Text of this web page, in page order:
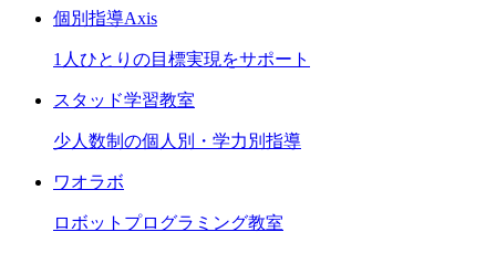
個別指導Axis
1人ひとりの目標実現をサポート
スタッド学習教室
少人数制の個人別・学力別指導
ワオラボ
ロボットプログラミング教室